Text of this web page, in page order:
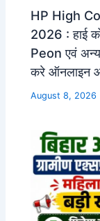
HP High
2026 : हाई
Peon एवं अन्य
करे ऑनलाइन
August 8, 2026